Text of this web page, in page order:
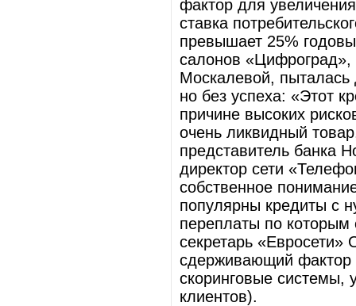
фактор для
ставка
превышает 25%
салонов «Цифроград»,
Москалевой, пыталась
но без успеха: «Этот
причине высоких
очень ликвидный
представитель банка
директор сети
собственное
популярны кредиты с
переплаты по
секретарь «Евросети»
сдерживающий
скоринговые системы,
клиентов).